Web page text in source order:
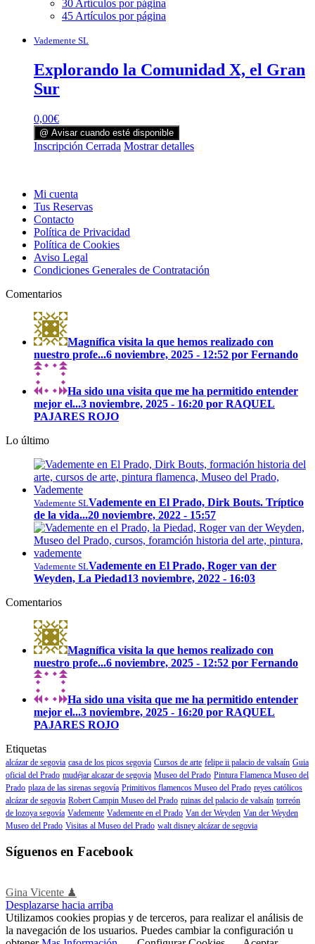
30 Artículos por página
45 Artículos por página
Vademente SL
Explorando la Comunidad X, el Gran
Sur
0,00€
@ Avisar cuando esté disponible
Inscripción Cerrada Mostrar detalles
Mi cuenta
Tus Reservas
Contacto
Política de Privacidad
Política de Cookies
Aviso Legal
Condiciones Generales de Contratación
Comentarios
Magnífica visita la que hemos realizado con
nuestro profe...6 noviembre, 2025 - 12:52 por Fernando
Ha sido una visita que me ha permitido entender
mejor el...3 noviembre, 2025 - 16:20 por RAQUEL
PAJARES ROJO
Lo último
Vademente SLVademente en El Prado, Dirk Bouts. Tríptico
de la vida...20 noviembre, 2022 - 15:57
Vademente SLVademente en El Prado, Roger van der
Weyden, La Piedad13 noviembre, 2022 - 16:03
Comentarios
Magnífica visita la que hemos realizado con
nuestro profe...6 noviembre, 2025 - 12:52 por Fernando
Ha sido una visita que me ha permitido entender
mejor el...3 noviembre, 2025 - 16:20 por RAQUEL
PAJARES ROJO
Etiquetas
alcázar de segovia casa de los picos segovia Cursos de arte felipe ii palacio de valsaín Guia
oficial del Prado mudéjar alcazar de segovia Museo del Prado Pintura Flamenca Museo del
Prado plaza de las sirenas segovía Primitivos flamencos Museo del Prado reyes católicos
alcázar de segovia Robert Campin Museo del Prado ruinas del palacio de valsaín torreón
de lozoya segovía Vademente Vademente en el Prado Van der Weyden Van der Weyden
Museo del Prado Visitas al Museo del Prado walt disney alcázar de segovia
Síguenos en Facebook
Gina Vicente ♟
Desplazarse hacia arriba
Utilizamos cookies propias y de terceros, para realizar el análisis de
la navegación de los usuarios. Puedes cambiar la configuración u